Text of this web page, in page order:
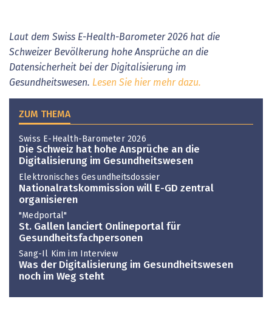
Laut dem Swiss E-Health-Barometer 2026 hat die
Schweizer Bevölkerung hohe Ansprüche an die
Datensicherheit bei der Digitalisierung im
Gesundheitswesen. Lesen Sie hier mehr dazu.
ZUM THEMA
Swiss E-Health-Barometer 2026
Die Schweiz hat hohe Ansprüche an die
Digitalisierung im Gesundheitswesen
Elektronisches Gesundheitsdossier
Nationalratskommission will E-GD zentral
organisieren
"Medportal"
St. Gallen lanciert Onlineportal für
Gesundheitsfachpersonen
Sang-Il Kim im Interview
Was der Digitalisierung im Gesundheitswesen
noch im Weg steht